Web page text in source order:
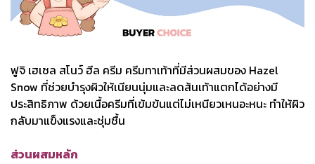
ฟูจิ เฮเซล สโนว์ ฮีล ครีม ครีมทาเท้าที่มีส่วนผสมของ Hazel
Snow ที่ช่วยบำรุงผิวให้เนียนนุ่มและลดส้นเท้าแตกได้อย่างมี
ประสิทธิภาพ ด้วยเนื้อครีมที่เข้มข้นแต่ไม่เหนียวเหนอะหนะ ทำให้ผิว
กลับมาแข็งแรงและชุ่มชื้น
ส่วนผสมหลัก